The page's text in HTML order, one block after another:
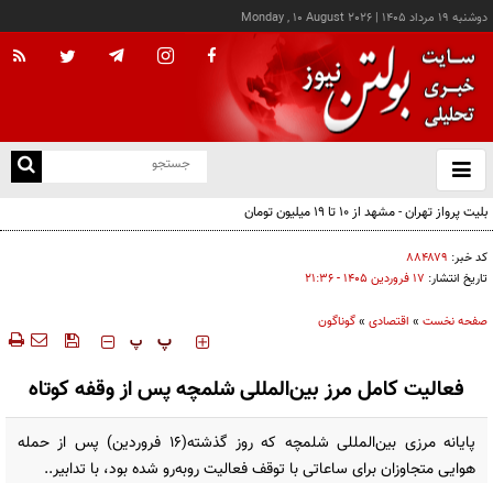
دوشنبه ۱۹ مرداد ۱۴۰۵ |
Monday , 10 August 2026
باز
و
بلیت پرواز تهران - مشهد از ۱۰ تا ۱۹ میلیون تومان
کد خبر: ۸۸۴۸۷۹
تاریخ انتشار: ۱۷ فروردين ۱۴۰۵ - ۲۱:۳۶
صفحه نخست » اقتصادی »گوناگون
‍‍‍ پ پ
فعالیت کامل مرز بین‌المللی شلمچه پس از وقفه کوتاه
پایانه مرزی بین‌المللی شلمچه که روز گذشته(۱۶ فروردین) پس از حمله
هوایی متجاوزان برای ساعاتی با توقف فعالیت روبه‌رو شده بود، با تدابیر..